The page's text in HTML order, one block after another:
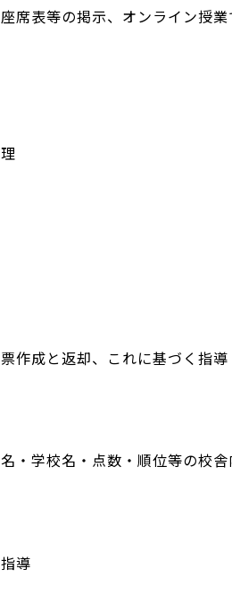
表等の掲示、オンライン授
作成と返却、これに基づく指導
学校名・点数・順位等の校
導